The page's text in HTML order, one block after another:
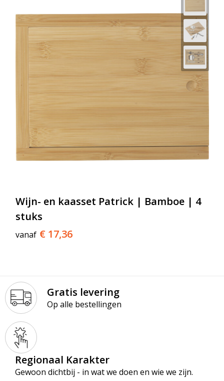
Wijn- en kaasset Patrick | Bamboe | 4
stuks
vanaf € 17,36
Gratis levering
Op alle bestellingen
Regionaal Karakter
Gewoon dichtbij - in wat we doen en wie we zijn.